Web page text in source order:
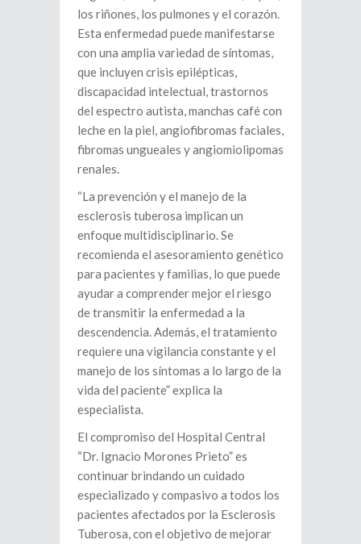
los riñones, los pulmones y el corazón.
Esta enfermedad puede manifestarse
con una amplia variedad de síntomas,
que incluyen crisis epilépticas,
discapacidad intelectual, trastornos
del espectro autista, manchas café con
leche en la piel, angiofibromas faciales,
fibromas ungueales y angiomiolipomas
renales.
“La prevención y el manejo de la
esclerosis tuberosa implican un
enfoque multidisciplinario. Se
recomienda el asesoramiento genético
para pacientes y familias, lo que puede
ayudar a comprender mejor el riesgo
de transmitir la enfermedad a la
descendencia. Además, el tratamiento
requiere una vigilancia constante y el
manejo de los síntomas a lo largo de la
vida del paciente” explica la
especialista.
El compromiso del Hospital Central
“Dr. Ignacio Morones Prieto” es
continuar brindando un cuidado
especializado y compasivo a todos los
pacientes afectados por la Esclerosis
Tuberosa, con el objetivo de mejorar